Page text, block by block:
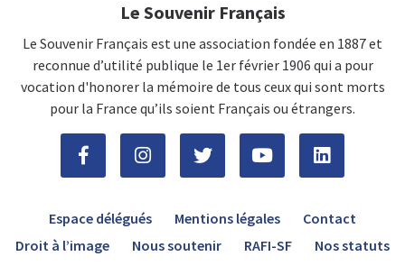
Le Souvenir Français
Le Souvenir Français est une association fondée en 1887 et
reconnue d’utilité publique le 1er février 1906 qui a pour
vocation d'honorer la mémoire de tous ceux qui sont morts
pour la France qu’ils soient Français ou étrangers.
Espace délégués Mentions légales
Contact
Droit à l’image
Nous soutenir RAFI-SF Nos statuts